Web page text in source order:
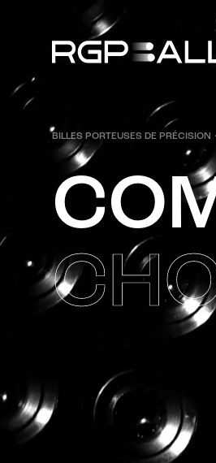
BILLES PORTEUSES DE PRÉCISION ·
CO
CH